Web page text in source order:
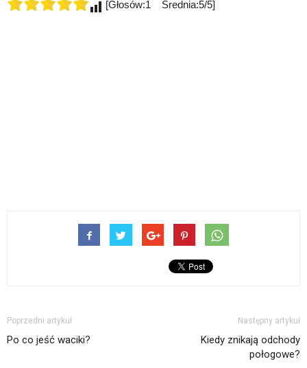
[Głosów:1 Średnia:5/5]
Poprzedni artykuł
Po co jeść waciki?
Następny artykuł
Kiedy znikają odchody
połogowe?